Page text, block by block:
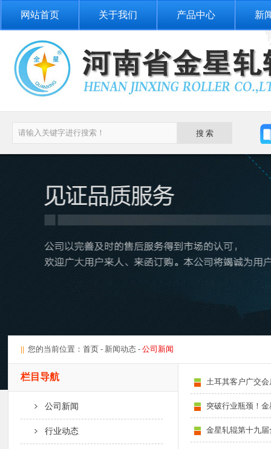
网站首页 关于我们 产品中心 新
|| 您的当前位置： 首页- 新闻动态 - 公司新闻
栏目导航
公司新闻
行业动态
土耳其客户广交
突破行业瓶颈！
金星轧辊第十九